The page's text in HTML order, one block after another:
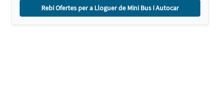
Rebi Ofertes per a Lloguer de Mini Bus i Autocar